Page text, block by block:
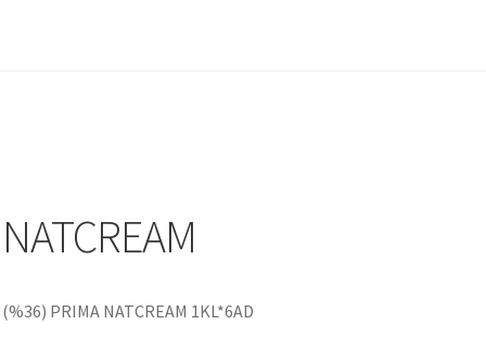
PRIMA NATCREAM 1KL*6AD